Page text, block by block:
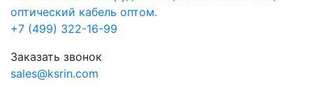
+7 (499) 322-16-99
Заказать звонок
sales@ksrin.com